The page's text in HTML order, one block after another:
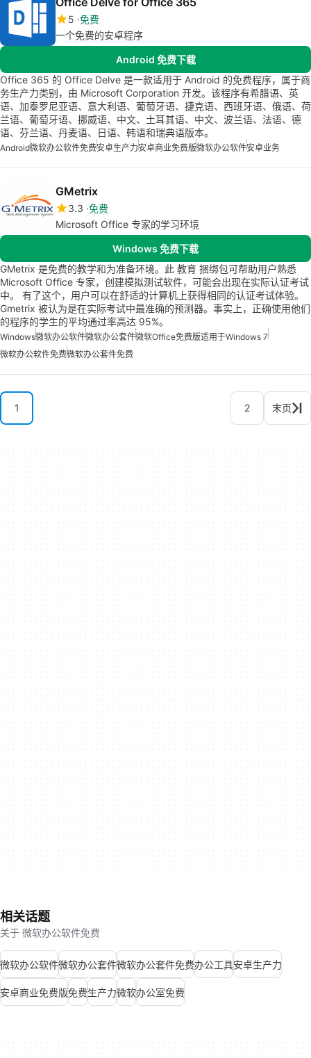
5 免费
一个免费的安卓程序
Android 免费下载
Office 365 的 Office Delve 是一款适用于 Android 的免费程序，属于商
务生产力类别，由 Microsoft Corporation 开发。该程序有希腊语、英
语、加泰罗尼亚语、意大利语、葡萄牙语、捷克语、西班牙语、俄语、荷
兰语、葡萄牙语、挪威语、中文、土耳其语、中文、波兰语、法语、德
语、芬兰语、丹麦语、日语、韩语和瑞典语版本。
Android微软办公软件免费安卓生产力安卓商业免费版微软办公软件安卓业务
GMetrix
3.3 免费
Microsoft Office 专家的学习环境
Windows 免费下载
GMetrix 是免费的教学和为准备环境。此 教育 捆绑包可帮助用户熟悉
Microsoft Office 专家，创建模拟测试软件，可能会出现在实际认证考试
中。 有了这个，用户可以在舒适的计算机上获得相同的认证考试体验。
Gmetrix 被认为是在实际考试中最准确的预测器。事实上，正确使用他们
的程序的学生的平均通过率高达 95%。
Windows微软办公软件微软办公套件微软Office免费版适用于Windows 7
微软办公软件免费微软办公套件免费
1 2 末页
相关话题
关于 微软办公软件免费
微软办公软件微软办公套件微软办公套件免费办公工具安卓生产力
安卓商业免费版免费生产力微软办公室免费